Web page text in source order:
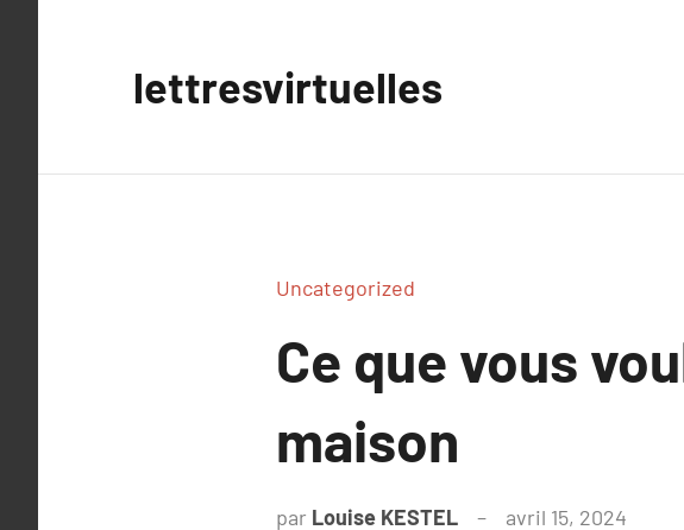
lettresvirtuelles
Uncategorized
Ce que vous
maison
par Louise KESTEL avril 15, 2024